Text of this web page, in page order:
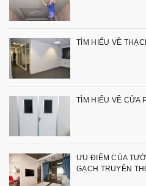
TÌM HIỂU VỀ
TÌM HIỂU VỀ CỬA
ƯU ĐIỂM CỦA
GẠCH TRUYỀN